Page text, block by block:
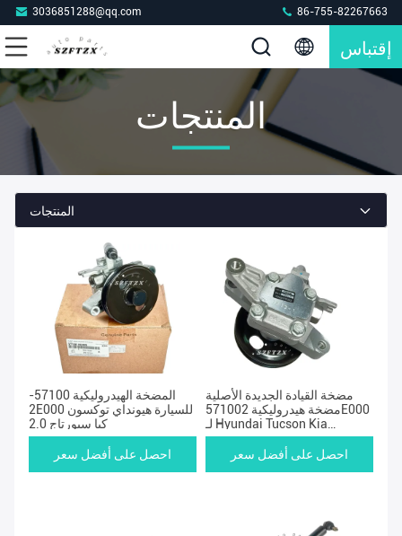
3036851288@qq.com 86-755-82267663
إقتباس
المنتجات
المنتجات
المضخة الهيدروليكية 57100-
2E000 للسيارة هيونداي توكسون
كيا سبورتاج 2.0
احصل على أفضل سعر
مضخة القيادة الجديدة الأصلية
مضخة هيدروليكية 571002E000
لـ Hyundai Tucson Kia
Sportage 20
احصل على أفضل سعر